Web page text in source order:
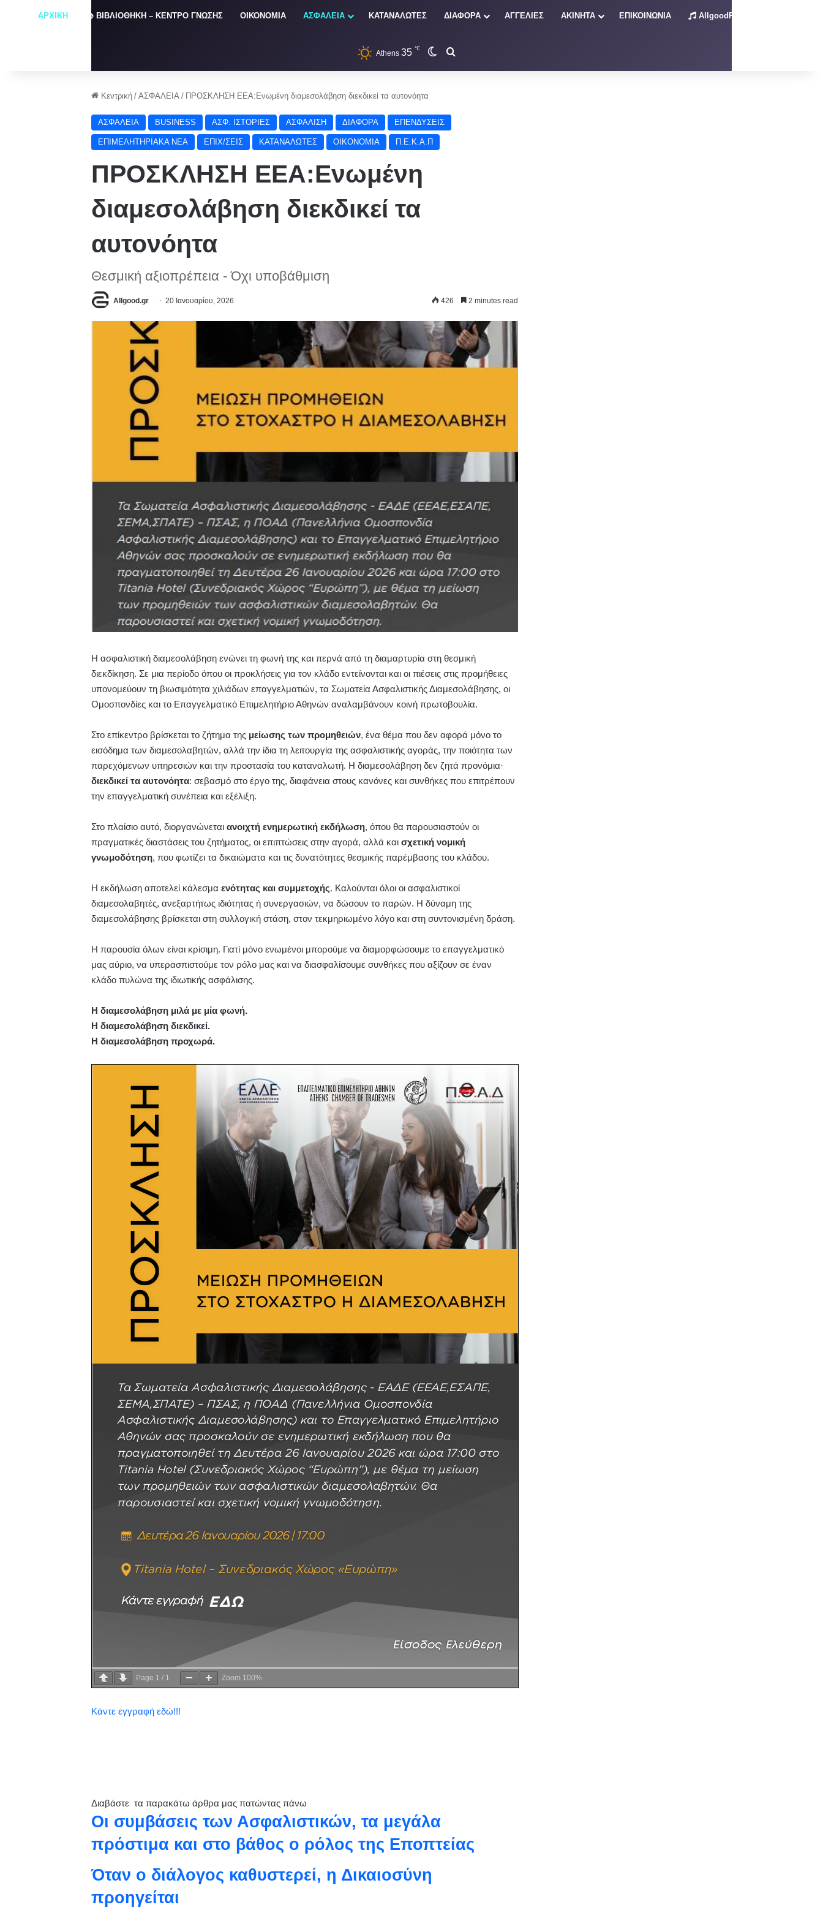
ΑΡΧΙΚΗ 📚 ΒΙΒΛΙΟΘΗΚΗ – ΚΕΝΤΡΟ ΓΝΩΣΗΣ ΟΙΚΟΝΟΜΙΑ ΑΣΦΑΛΕΙΑ ΚΑΤΑΝΑΛΩΤΕΣ ΔΙΑΦΟΡΑ ΑΓΓΕΛΙΕΣ ΑΚΙΝΗΤΑ ΕΠΙΚΟΙΝΩΝΙΑ AllgoodRadio – Live
Athens 35 ℃ Switch skin
Κεντρική / ΑΣΦΑΛΕΙΑ / ΠΡΟΣΚΛΗΣΗ ΕΕΑ:Ενωμένη διαμεσολάβηση διεκδικεί τα αυτονόητα
ΑΣΦΑΛΕΙΑ BUSINESS ΑΣΦ. ΙΣΤΟΡΙΕΣ ΑΣΦΑΛΙΣΗ ΔΙΑΦΟΡΑ ΕΠΕΝΔΥΣΕΙΣ
ΕΠΙΜΕΛΗΤΗΡΙΑΚΑ ΝΕΑ ΕΠΙΧ/ΣΕΙΣ ΚΑΤΑΝΑΛΩΤΕΣ ΟΙΚΟΝΟΜΙΑ Π.Ε.Κ.Α.Π
ΠΡΟΣΚΛΗΣΗ ΕΕΑ:Ενωμένη
διαμεσολάβηση διεκδικεί τα
αυτονόητα
Θεσμική αξιοπρέπεια - Όχι υποβάθμιση
Allgood.gr 20 Ιανουαρίου, 2026 426 2 minutes read
Η ασφαλιστική διαμεσολάβηση ενώνει τη φωνή της και περνά από τη διαμαρτυρία στη θεσμική
διεκδίκηση. Σε μια περίοδο όπου οι προκλήσεις για τον κλάδο εντείνονται και οι πιέσεις στις προμήθειες
υπονομεύουν τη βιωσιμότητα χιλιάδων επαγγελματιών, τα Σωματεία Ασφαλιστικής Διαμεσολάβησης, οι
Ομοσπονδίες και το Επαγγελματικό Επιμελητήριο Αθηνών αναλαμβάνουν κοινή πρωτοβουλία.
Στο επίκεντρο βρίσκεται το ζήτημα της μείωσης των προμηθειών, ένα θέμα που δεν αφορά μόνο το
εισόδημα των διαμεσολαβητών, αλλά την ίδια τη λειτουργία της ασφαλιστικής αγοράς, την ποιότητα των
παρεχόμενων υπηρεσιών και την προστασία του καταναλωτή. Η διαμεσολάβηση δεν ζητά προνόμια·
διεκδικεί τα αυτονόητα: σεβασμό στο έργο της, διαφάνεια στους κανόνες και συνθήκες που επιτρέπουν
την επαγγελματική συνέπεια και εξέλιξη.
Στο πλαίσιο αυτό, διοργανώνεταιανοιχτή ενημερωτική εκδήλωση, όπου θα παρουσιαστούν οι
πραγματικές διαστάσεις του ζητήματος, οι επιπτώσεις στην αγορά, αλλά καισχετική νομική
γνωμοδότηση, που φωτίζει τα δικαιώματα και τις δυνατότητες θεσμικής παρέμβασης του κλάδου.
Η εκδήλωση αποτελεί κάλεσμαενότητας και συμμετοχής. Καλούνται όλοι οι ασφαλιστικοί
διαμεσολαβητές, ανεξαρτήτως ιδιότητας ή συνεργασιών, να δώσουν το παρών. Η δύναμη της
διαμεσολάβησης βρίσκεται στη συλλογική στάση, στον τεκμηριωμένο λόγο και στη συντονισμένη δράση.
Η παρουσία όλων είναι κρίσιμη. Γιατί μόνο ενωμένοι μπορούμε να διαμορφώσουμε το επαγγελματικό
μας αύριο, να υπερασπιστούμε τον ρόλο μας και να διασφαλίσουμε συνθήκες που αξίζουν σε έναν
κλάδο πυλώνα της ιδιωτικής ασφάλισης.
Η διαμεσολάβηση μιλά με μία φωνή.
Η διαμεσολάβηση διεκδικεί.
Η διαμεσολάβηση προχωρά.
Page 1 / 1 Zoom 100%
Κάντε εγγραφή εδώ!!!
Διαβάστε τα παρακάτω άρθρα μας πατώντας πάνω
Οι συμβάσεις των Ασφαλιστικών, τα μεγάλα
πρόστιμα και στο βάθος ο ρόλος της Εποπτείας
Όταν ο διάλογος καθυστερεί, η Δικαιοσύνη
προηγείται